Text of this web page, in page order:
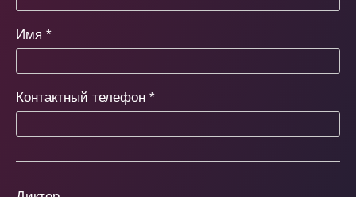
Имя *
Контактный телефон *